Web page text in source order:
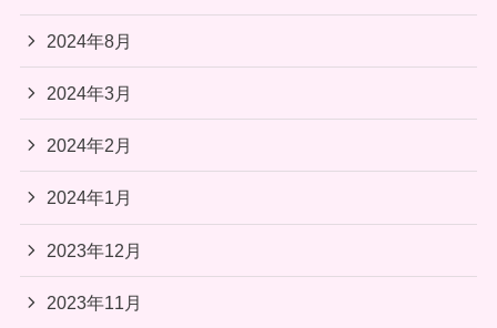
2024年8月
2024年3月
2024年2月
2024年1月
2023年12月
2023年11月